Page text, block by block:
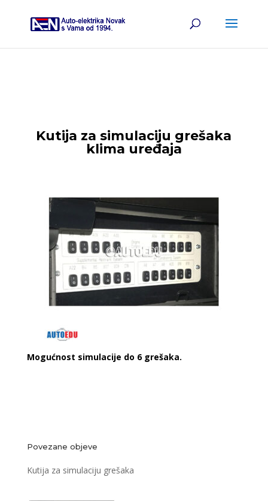
Kutija za simulaciju grešaka
klima uređaja
Mogućnost simulacije do 6 grešaka.
Povezane objeve
Kutija za simulaciju grešaka